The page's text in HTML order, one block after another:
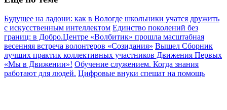
Будущее на ладони: как в Вологде школьники учатся дружить
с искусственным интеллектом Единство поколений без
границ: в Добро.Центре «Волбитик» прошла масштабная
весенняя встреча волонтеров «Созидания» Вышел Сборник
лучших практик коллективных участников Движения Первых
«Мы в Движении»! Обучение служением. Когда знания
работают для людей. Цифровые внуки спешат на помощь